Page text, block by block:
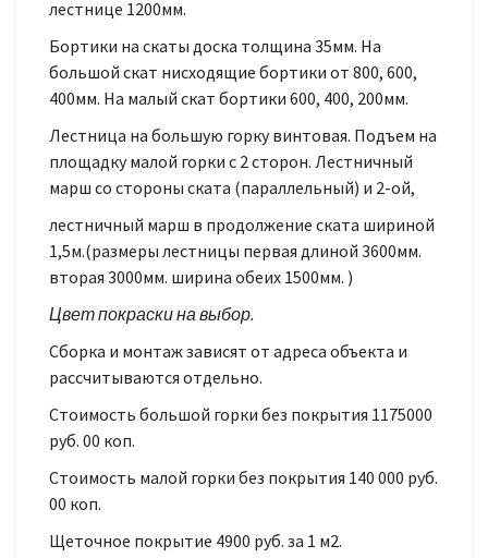
лестнице 1200мм.
Бортики на скаты доска толщина 35мм. На
большой скат нисходящие бортики от 800, 600,
400мм. На малый скат бортики 600, 400, 200мм.
Лестница на большую горку винтовая. Подъем на
площадку малой горки с 2 сторон. Лестничный
марш со стороны ската (параллельный) и 2-ой,
лестничный марш в продолжение ската шириной
1,5м.(размеры лестницы первая длиной 3600мм.
вторая 3000мм. ширина обеих 1500мм. )
Цвет покраски на выбор.
Сборка и монтаж зависят от адреса объекта и
рассчитываются отдельно.
Стоимость большой горки без покрытия 1175000
руб. 00 коп.
Стоимость малой горки без покрытия 140 000 руб.
00 коп.
Щеточное покрытие 4900 руб. за 1 м2.